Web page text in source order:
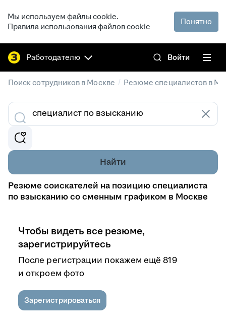
Мы используем файлы cookie.
Правила использования файлов cookie
Понятно
Работодателю Войти
Поиск сотрудников в Москве / Резюме специалистов в
Найти
Резюме соискателей на позицию специалиста
по взысканию со сменным графиком в Москве
Чтобы видеть все резюме,
зарегистрируйтесь
После регистрации покажем ещё 819
и откроем фото
Зарегистрироваться